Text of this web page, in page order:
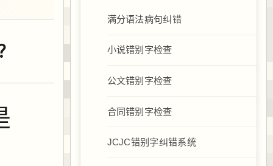
满分语法病句纠错
小说错别字检查
公文错别字检查
合同错别字检查
JCJC错别字纠错系统